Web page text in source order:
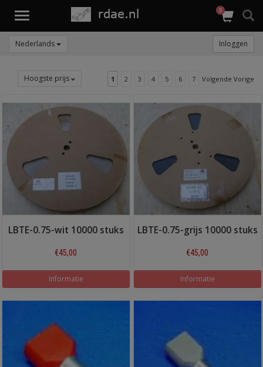
Toggle
0
Nederlands Inloggen
Hoogste prijs 1 2 3 4 5 6 7 Volgende Vorige
LBTE-0.75-wit 10000 stuks
€45,00
Informatie
LBTE-0.75-grijs 10000 stuks
€45,00
Informatie